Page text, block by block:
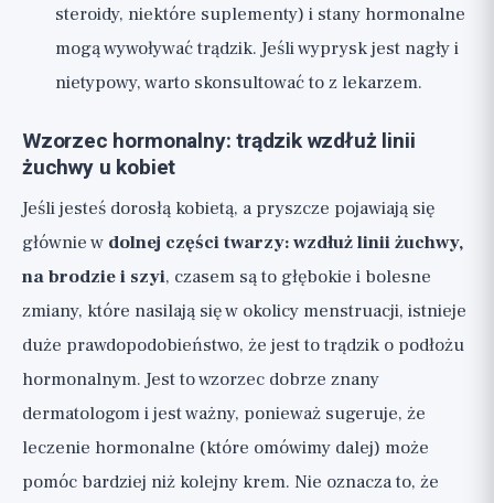
steroidy, niektóre suplementy) i stany hormonalne
mogą wywoływać trądzik. Jeśli wyprysk jest nagły i
nietypowy, warto skonsultować to z lekarzem.
Wzorzec hormonalny: trądzik wzdłuż linii
żuchwy u kobiet
Jeśli jesteś dorosłą kobietą, a pryszcze pojawiają się
głównie w dolnej części twarzy: wzdłuż linii żuchwy,
na brodzie i szyi, czasem są to głębokie i bolesne
zmiany, które nasilają się w okolicy menstruacji, istnieje
duże prawdopodobieństwo, że jest to trądzik o podłożu
hormonalnym. Jest to wzorzec dobrze znany
dermatologom i jest ważny, ponieważ sugeruje, że
leczenie hormonalne (które omówimy dalej) może
pomóc bardziej niż kolejny krem. Nie oznacza to, że